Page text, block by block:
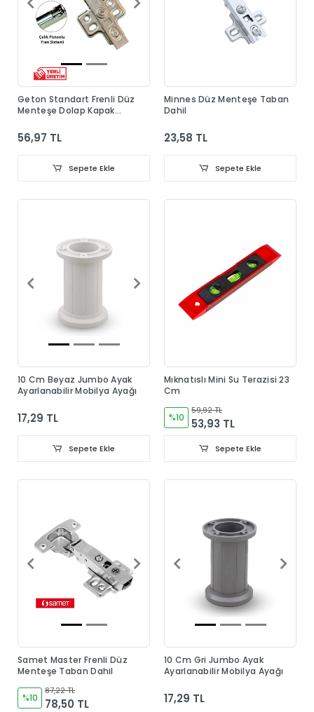
Geton Standart Frenli Düz
Menteşe Dolap Kapak
56,97 TL
Sepete Ekle
Minnes Düz Menteşe Taban
Dahil
23,58 TL
Sepete Ekle
10 Cm Beyaz Jumbo Ayak
Ayarlanabilir Mobilya Ayağı
17,29 TL
Sepete Ekle
Mıknatıslı Mini Su Terazisi 23
Cm
%10
59,92 TL
53,93 TL
Sepete Ekle
Samet Master Frenli Düz
Menteşe Taban Dahil
%10
87,22 TL
78,50 TL
10 Cm Gri Jumbo Ayak
Ayarlanabilir Mobilya Ayağı
17,29 TL